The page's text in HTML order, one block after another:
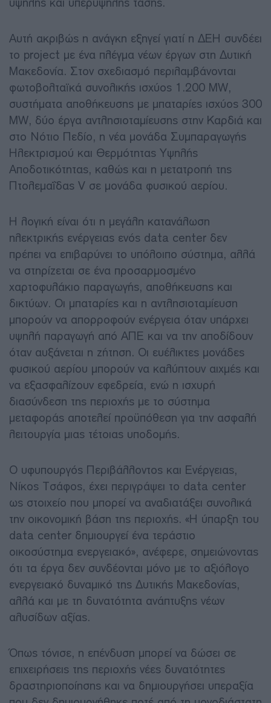
Αυτή ακριβώς η ανάγκη εξηγεί γιατί η ΔΕΗ συνδέει
το project με ένα πλέγμα νέων έργων στη Δυτική
Μακεδονία. Στον σχεδιασμό περιλαμβάνονται
φωτοβολταϊκά συνολικής ισχύος 1.200 MW,
συστήματα αποθήκευσης με μπαταρίες ισχύος 300
MW, δύο έργα αντλησιοταμίευσης στην Καρδιά και
στο Νότιο Πεδίο, η νέα μονάδα Συμπαραγωγής
Ηλεκτρισμού και Θερμότητας Υψηλής
Αποδοτικότητας, καθώς και η μετατροπή της
Πτολεμαΐδας V σε μονάδα φυσικού αερίου.
Η λογική είναι ότι η μεγάλη κατανάλωση
ηλεκτρικής ενέργειας ενός data center δεν
πρέπει να επιβαρύνει το υπόλοιπο σύστημα, αλλά
να στηρίζεται σε ένα προσαρμοσμένο
χαρτοφυλάκιο παραγωγής, αποθήκευσης και
δικτύων. Οι μπαταρίες και η αντλησιοταμίευση
μπορούν να απορροφούν ενέργεια όταν υπάρχει
υψηλή παραγωγή από ΑΠΕ και να την αποδίδουν
όταν αυξάνεται η ζήτηση. Οι ευέλικτες μονάδες
φυσικού αερίου μπορούν να καλύπτουν αιχμές και
να εξασφαλίζουν εφεδρεία, ενώ η ισχυρή
διασύνδεση της περιοχής με το σύστημα
μεταφοράς αποτελεί προϋπόθεση για την ασφαλή
λειτουργία μιας τέτοιας υποδομής.
Ο υφυπουργός Περιβάλλοντος και Ενέργειας,
Νίκος Τσάφος, έχει περιγράψει το data center
ως στοιχείο που μπορεί να αναδιατάξει συνολικά
την οικονομική βάση της περιοχής. «Η ύπαρξη του
data center δημιουργεί ένα τεράστιο
οικοσύστημα ενεργειακό», ανέφερε, σημειώνοντας
ότι τα έργα δεν συνδέονται μόνο με το αξιόλογο
ενεργειακό δυναμικό της Δυτικής Μακεδονίας,
αλλά και με τη δυνατότητα ανάπτυξης νέων
αλυσίδων αξίας.
Όπως τόνισε, η επένδυση μπορεί να δώσει σε
επιχειρήσεις της περιοχής νέες δυνατότητες
δραστηριοποίησης και να δημιουργήσει υπεραξία